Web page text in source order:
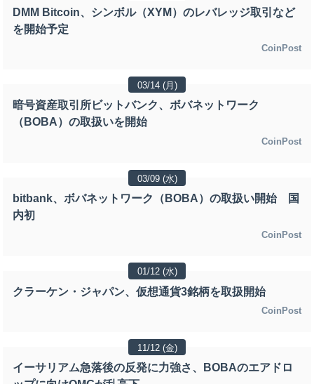
DMM Bitcoin、シンボル（XYM）のレバレッジ取引など
を開始予定
CoinPost
03/14 (月)
暗号資産取引所ビットバンク、ボバネットワーク
（BOBA）の取扱いを開始
CoinPost
03/09 (水)
bitbank、ボバネットワーク（BOBA）の取扱い開始 国
内初
CoinPost
01/12 (水)
クラーケン・ジャパン、仮想通貨3銘柄を取扱開始
CoinPost
11/12 (金)
イーサリアム急落後の反発に力強さ、BOBAのエアドロ